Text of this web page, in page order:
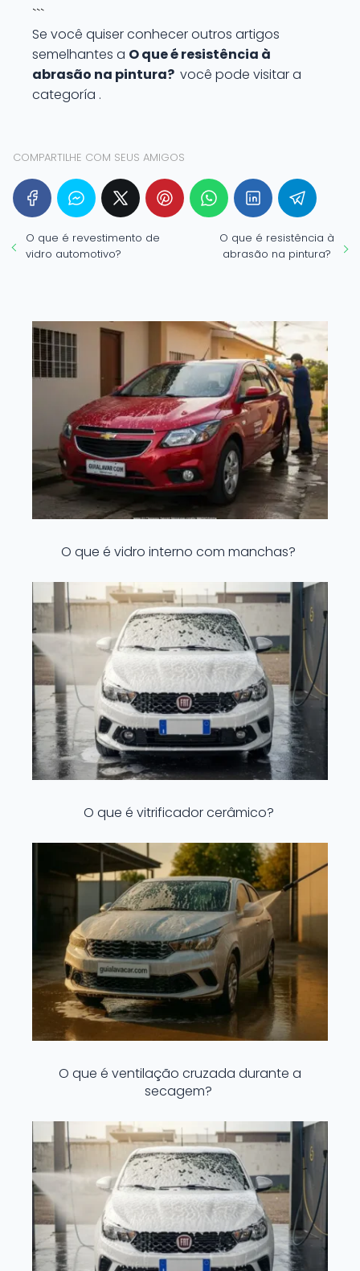
```
Se você quiser conhecer outros artigos
semelhantes a O que é resistência à
abrasão na pintura? você pode visitar a
categoría .
COMPARTILHE COM SEUS AMIGOS
O que é revestimento de
vidro automotivo?
O que é resistência à
abrasão na pintura?
O que é vidro interno com manchas?
O que é vitrificador cerâmico?
O que é ventilação cruzada durante a
secagem?